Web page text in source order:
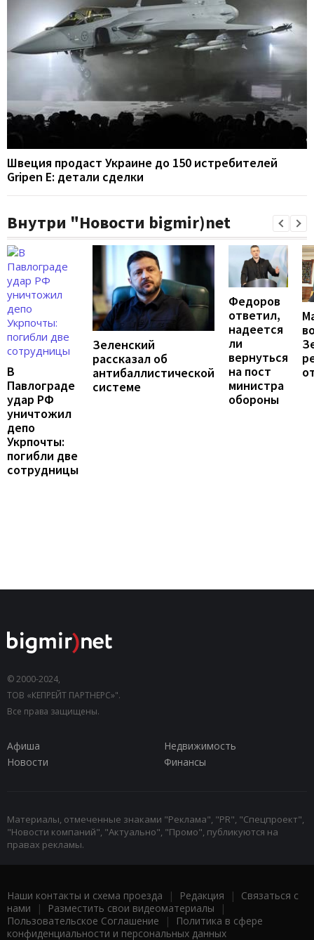
Швеция продаст Украине до 150 истребителей
Gripen E: детали сделки
Внутри "Новости bigmir)net
В
Павлограде
удар РФ
уничтожил
депо
Укрпочты:
погибли две
сотрудницы
Зеленский
рассказал об
антибаллистической
системе
Федоров
ответил,
надеется
ли
вернуться
на пост
министра
обороны
© 2000-2024,
ТОВ «КЕПРЕЙТ ПАРТНЕРС»".
Все права защищены.
Афиша
Недвижимость
Новости
Финансы
Материалы, отмеченные знаками "Реклама", "PR", "Спецпроект",
"Новости компаний", "Актуально", "Промо", публикуются на
правах рекламы.
Наши контакты и схема проезда | Редакция | Связаться с
нами | Разместить свои видеоматериалы |
Пользовательское Соглашение |
Политика в сфере
конфиденциальности и персональных данных